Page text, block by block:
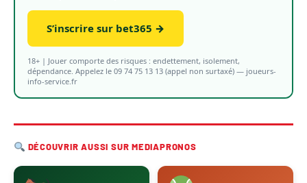
S’inscrire sur bet365 →
18+ | Jouer comporte des risques : endettement, isolement,
dépendance. Appelez le 09 74 75 13 13 (appel non surtaxé) — joueurs-
info-service.fr
DÉCOUVRIR AUSSI SUR MEDIAPRONOS